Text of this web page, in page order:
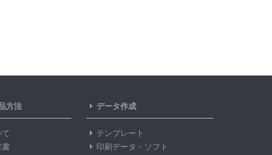
方法
書
データ作成
テンプレート
印刷データ・ソフト